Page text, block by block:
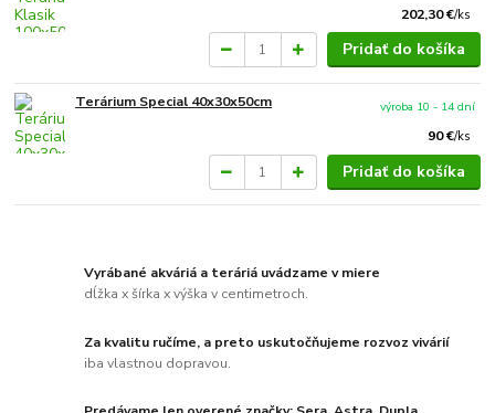
202,30 €/ks
Pridať do košíka
Terárium Special 40x30x50cm
90 €/ks
výroba 10 - 14 dní
Pridať do košíka
Vyrábané akváriá a teráriá uvádzame v miere
dĺžka x šírka x výška v centimetroch.
Za kvalitu ručíme, a preto uskutočňujeme rozvoz vivárií
iba vlastnou dopravou.